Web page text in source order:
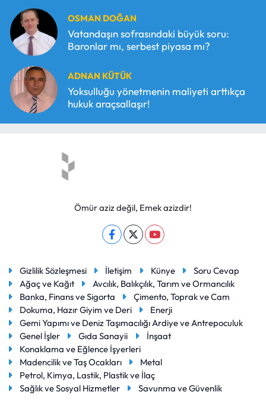
OSMAN DOĞAN
Vatandaşın sofrasındaki büyük soru:
Baronlar mı, serbest piyasa mı?
ADNAN KÜTÜK
Yoksulluğu yönetmenin maliyeti arttıkça
hukuk araçsallaşır!
Ömür aziz değil, Emek azizdir!
Gizlilik Sözleşmesi İletişim Künye
Soru Cevap
Ağaç ve Kağıt
Avcılık, Balıkçılık, Tarım ve Ormancılık
Banka, Finans ve Sigorta
Çimento, Toprak ve Cam
Dokuma, Hazır Giyim ve Deri
Enerji
Gemi Yapımı ve Deniz Taşımacılığı Ardiye ve Antrepoculuk
Genel İşler
Gıda Sanayii
İnşaat
Konaklama ve Eğlence İşyerleri
Madencilik ve Taş Ocakları
Metal
Petrol, Kimya, Lastik, Plastik ve İlaç
Sağlık ve Sosyal Hizmetler
Savunma ve Güvenlik